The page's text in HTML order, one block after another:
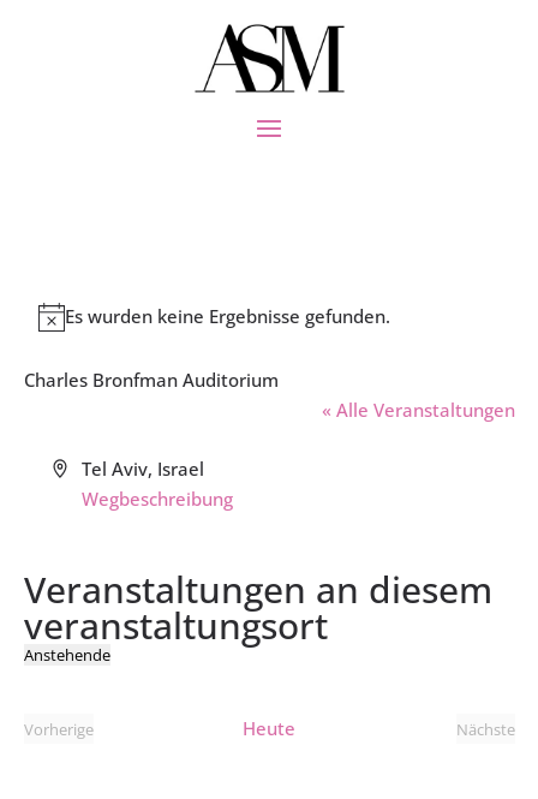
Hinweis
Es wurden keine Ergebnisse gefunden.
Charles Bronfman Auditorium
« Alle Veranstaltungen
Adresse
Tel Aviv, Israel
Wegbeschreibung
Veranstaltungen an diesem
veranstaltungsort
Anstehende
Vorherige
Heute
Nächste